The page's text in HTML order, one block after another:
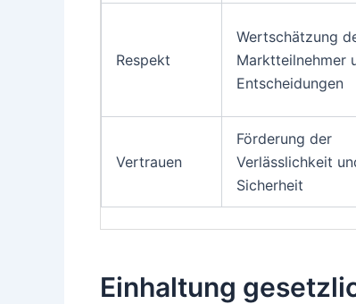
Respekt
Wertschätzung
Marktteilnehmer
Entscheidungen
Vertrauen
Förderung der
Verlässlichkeit
Sicherheit
Einhaltung